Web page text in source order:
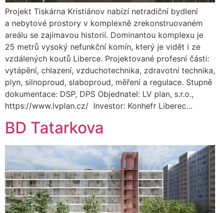
Projekt Tiskárna Kristiánov nabízí netradiční bydlení
a nebytové prostory v komplexně zrekonstruovaném
areálu se zajímavou historií. Dominantou komplexu je
25 metrů vysoký nefunkční komín, který je vidět i ze
vzdálených koutů Liberce. Projektované profesní části:
vytápění, chlazení, vzduchotechnika, zdravotní technika,
plyn, silnoproud, slaboproud, měření a regulace. Stupně
dokumentace: DSP, DPS Objednatel: LV plan, s.r.o.,
https://www.lvplan.cz/ Investor: Konhefr Liberec…
BD Tatarkova